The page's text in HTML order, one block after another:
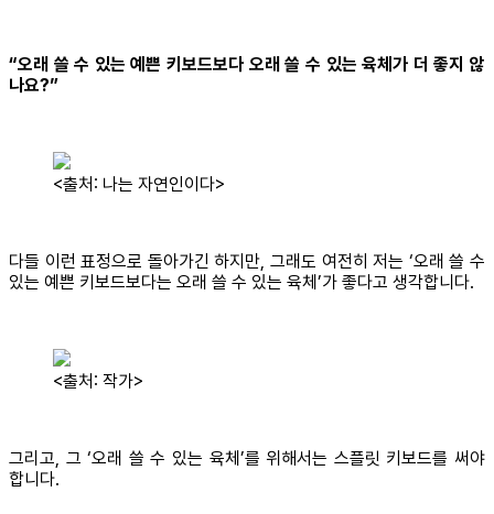
“오래 쓸 수 있는 예쁜 키보드보다 오래 쓸 수 있는 육체가 더 좋지 않
나요?”
<출처: 나는 자연인이다>
다들 이런 표정으로 돌아가긴 하지만, 그래도 여전히 저는 ‘오래 쓸 수
있는 예쁜 키보드보다는 오래 쓸 수 있는 육체’가 좋다고 생각합니다.
<출처: 작가>
그리고, 그 ‘오래 쓸 수 있는 육체’를 위해서는 스플릿 키보드를 써야
합니다.